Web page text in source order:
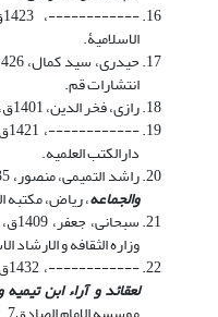
------------، 1423ق،
الاسلامیۀ.
حیدری، سید کمال، 1426ق،
انتشارات قم.
رازی، فخر الدین، 1401ق،
------------، 1421ق،
دارالکتب العلمیه.
راشد التمیمی، منصور، 1435ق،
والجماعه، ریاض، مکتبه
سبحانی، جعفر، 1409ق،
وزاره الثقافه و الارشاد
------------، 1432ق،
لعقائد و آراء ابن